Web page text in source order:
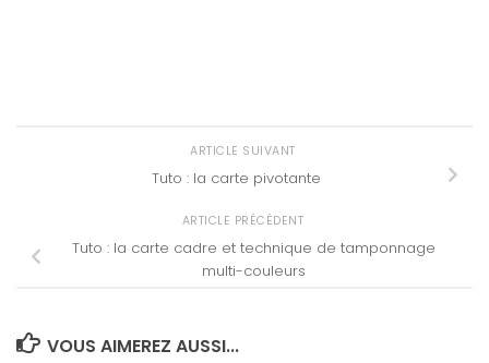
ARTICLE SUIVANT
Tuto : la carte pivotante
ARTICLE PRÉCÉDENT
Tuto : la carte cadre et technique de tamponnage
multi-couleurs
VOUS AIMEREZ AUSSI...